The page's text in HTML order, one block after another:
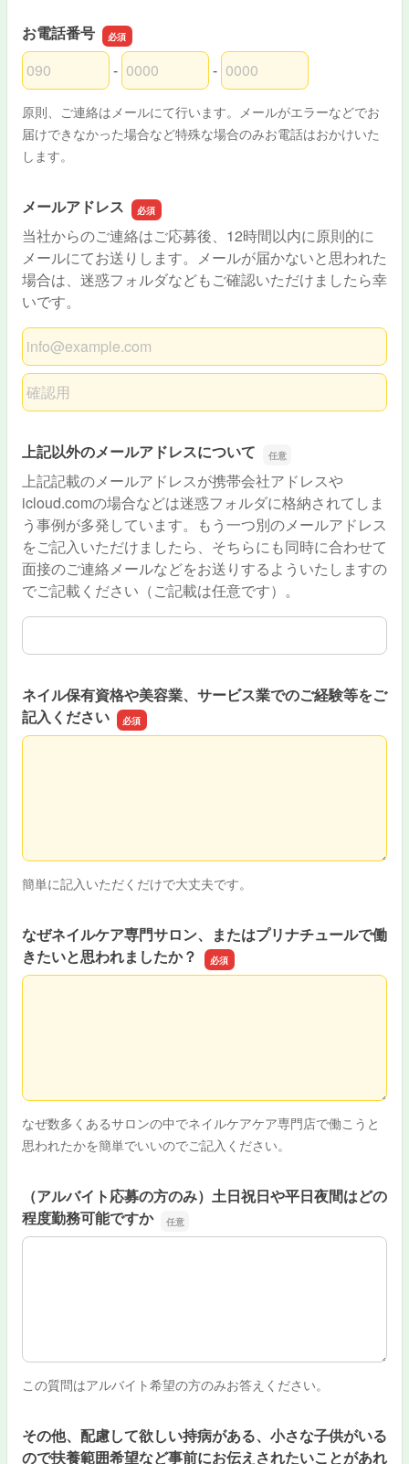
お電話番号
お電話番号の市外局番
-
お電話番号の市内局番 -
お電話番号の加入者番号
原則、ご連絡はメールにて行います。メールがエラーなどでお
届けできなかった場合など特殊な場合のみお電話はおかけいた
します。
メールアドレス
当社からのご連絡はご応募後、12時間以内に原則的に
メールにてお送りします。メールが届かないと思われた
場合は、迷惑フォルダなどもご確認いただけましたら幸
いです。
メールアドレス
メールアドレスの確認用
上記以外のメールアドレスについて
上記記載のメールアドレスが携帯会社アドレスや
icloud.comの場合などは迷惑フォルダに格納されてしま
う事例が多発しています。もう一つ別のメールアドレス
をご記入いただけましたら、そちらにも同時に合わせて
面接のご連絡メールなどをお送りするよういたしますの
でご記載ください（ご記載は任意です）。
上記以外のメールアドレスについて
ネイル保有資格や美容業、サービス業でのご経験等をご
記入ください
ネイル保有資格や美容業、サービス業でのご経験等をご記
簡単に記入いただくだけで大丈夫です。
なぜネイルケア専門サロン、またはプリナチュールで働
きたいと思われましたか？
なぜネイルケア専門サロン、またはプリナチュールで働き
なぜ数多くあるサロンの中でネイルケアケア専門店で働こうと
思われたかを簡単でいいのでご記入ください。
（アルバイト応募の方のみ）土日祝日や平日夜間はどの
程度勤務可能ですか
（アルバイト応募の方のみ）土日祝日や平日夜間はどの程
この質問はアルバイト希望の方のみお答えください。
その他、配慮して欲しい持病がある、小さな子供がいる
ので扶養範囲希望など事前にお伝えされたいことがあれ